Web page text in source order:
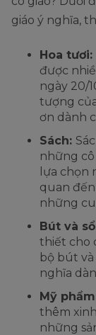
giáo ý nghĩa,
Hoa tươi:
được
ngày 20/
tượng
ơn dành
Sách:
những
lựa chọn
quan
những
Bút và
thiết cho
bộ bút
nghĩa
Mỹ
thêm
những